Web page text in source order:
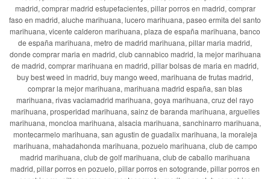
madrid, comprar madrid estupefacientes, pillar porros en madrid, comprar
faso en madrid, aluche marihuana, lucero marihuana, paseo ermita del santo
marihuana, vicente calderon marihuana, plaza de españa marihuana, banco
de españa marihuana, metro de madrid marihuana, pillar maria madrid,
donde comprar maria en madrid, club cannabico madrid, la mejor marihuana
de madrid, comprar marihuana en madrid, pillar bolsas de maria en madrid,
buy best weed in madrid, buy mango weed, marihuana de frutas madrid,
comprar la mejor marihuana, marihuana madrid españa, san blas
marihuana, rivas vaciamadrid marihuana, goya marihuana, cruz del rayo
marihuana, prosperidad marihuana, sainz de baranda marihuana, arguelles
marihuana, moncloa marihuana, alsacia marihuana, sanchinarro marihuana,
montecarmelo marihuana, san agustin de guadalix marihuana, la moraleja
marihuana, mahadahonda marihuana, pozuelo marihuana, club de campo
madrid marihuana, club de golf marihuana, club de caballo marihuana
madrid, pillar porros en pozuelo, pillar porros en sotogrande, pillar porros en